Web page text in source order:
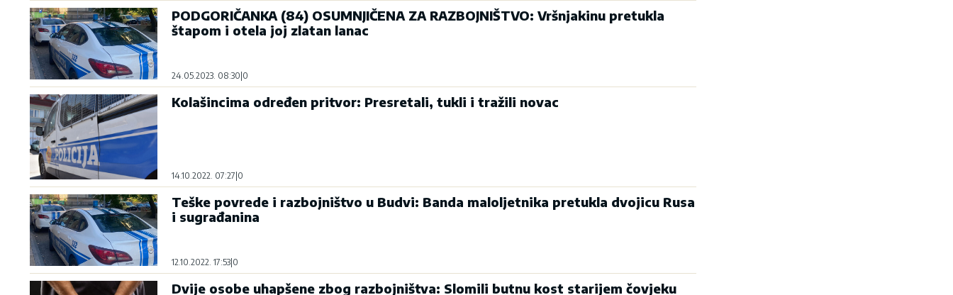
PODGORIČANKA (84) OSUMNJIČENA ZA RAZBOJNIŠTVO: Vršnjakinu pretukla
štapom i otela joj zlatan lanac
24.05.2023. 08:30 0
Kolašincima određen pritvor: Presretali, tukli i tražili novac
14.10.2022. 07:27 0
Teške povrede i razbojništvo u Budvi: Banda maloljetnika pretukla dvojicu Rusa
i sugrađanina
12.10.2022. 17:53 0
Dvije osobe uhapšene zbog razbojništva: Slomili butnu kost starijem čovjeku